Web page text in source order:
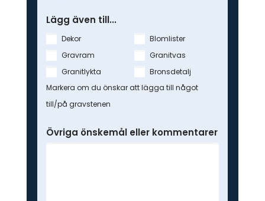
Lägg även till...
Dekor
Blomlister
Gravram
Granitvas
Granitlykta
Bronsdetalj
Markera om du önskar att lägga till något
till/på gravstenen
Övriga önskemål eller kommentarer